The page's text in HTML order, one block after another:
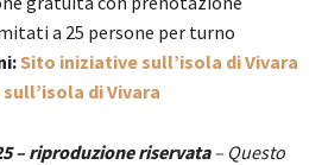
a 25 persone per turno
Sito iniziative sull’isola di Vivara
di Vivara
– riproduzione riservata– Questo